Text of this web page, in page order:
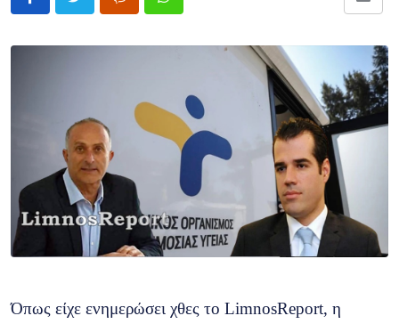
Όπως είχε ενημερώσει χθες το LimnosReport, η